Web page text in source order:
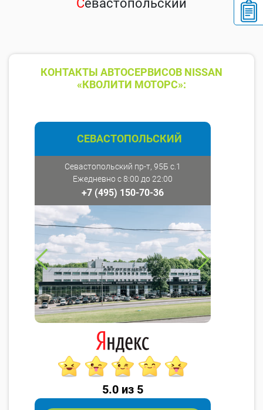
Севастопольский
КОНТАКТЫ АВТОСЕРВИСОВ NISSAN
«КВОЛИТИ МОТОРС»:
СЕВАСТОПОЛЬСКИЙ
Севастопольский пр-т, 95Б с.1
Ежедневно с 8:00 до 22:00
+7 (495) 150-70-36
5.0 из 5